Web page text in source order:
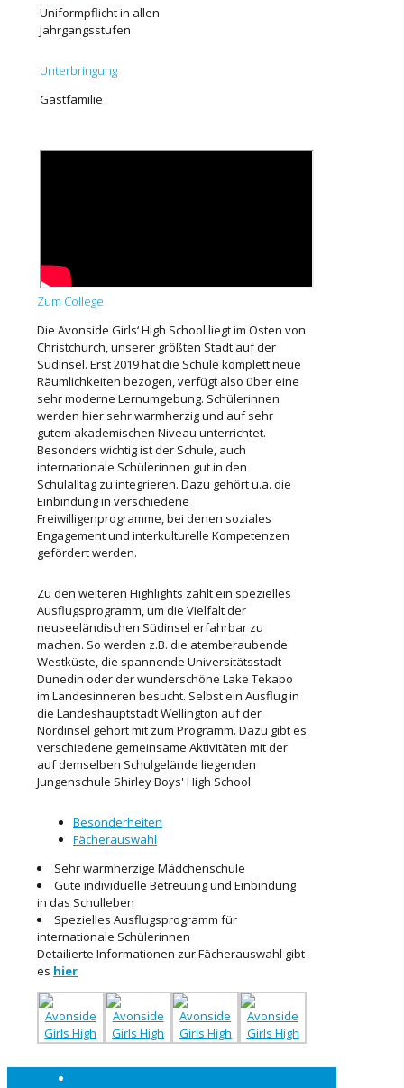
Uniformpflicht in allen
Jahrgangsstufen
Unterbringung
Gastfamilie
Zum College
Die Avonside Girls‘ High School liegt im Osten von
Christchurch, unserer größten Stadt auf der
Südinsel. Erst 2019 hat die Schule komplett neue
Räumlichkeiten bezogen, verfügt also über eine
sehr moderne Lernumgebung. Schülerinnen
werden hier sehr warmherzig und auf sehr
gutem akademischen Niveau unterrichtet.
Besonders wichtig ist der Schule, auch
internationale Schülerinnen gut in den
Schulalltag zu integrieren. Dazu gehört u.a. die
Einbindung in verschiedene
Freiwilligenprogramme, bei denen soziales
Engagement und interkulturelle Kompetenzen
gefördert werden.
Zu den weiteren Highlights zählt ein spezielles
Ausflugsprogramm, um die Vielfalt der
neuseeländischen Südinsel erfahrbar zu
machen. So werden z.B. die atemberaubende
Westküste, die spannende Universitätsstadt
Dunedin oder der wunderschöne Lake Tekapo
im Landesinneren besucht. Selbst ein Ausflug in
die Landeshauptstadt Wellington auf der
Nordinsel gehört mit zum Programm. Dazu gibt es
verschiedene gemeinsame Aktivitäten mit der
auf demselben Schulgelände liegenden
Jungenschule Shirley Boys' High School.
Besonderheiten
Fächerauswahl
Sehr warmherzige Mädchenschule
Gute individuelle Betreuung und Einbindung
in das Schulleben
Spezielles Ausflugsprogramm für
internationale Schülerinnen
Detailierte Informationen zur Fächerauswahl gibt
es hier